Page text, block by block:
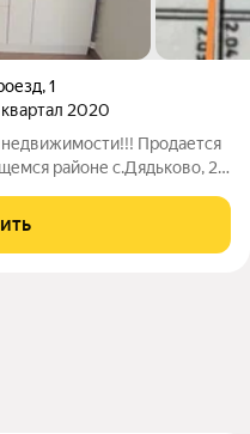
,1
квартал 2020
Продается
районе с.Дядьково, 2-
- С мебелью и бытовой